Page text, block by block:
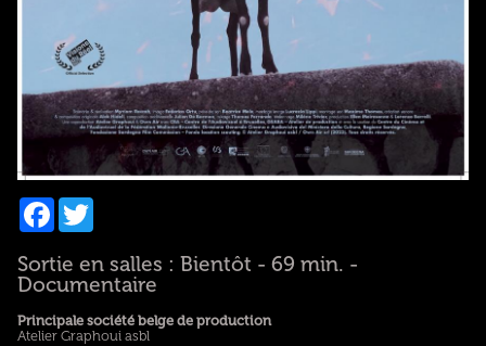
Facebook
Twitter
Sortie en salles : Bientôt - 69 min. -
Documentaire
Principale société belge de production
Atelier Graphoui asbl